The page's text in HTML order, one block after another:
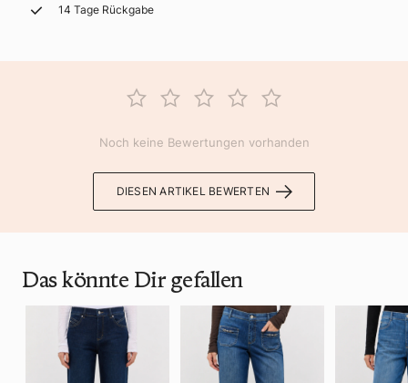
14 Tage Rückgabe
Noch keine Bewertungen vorhanden
DIESEN ARTIKEL BEWERTEN
Das könnte Dir gefallen